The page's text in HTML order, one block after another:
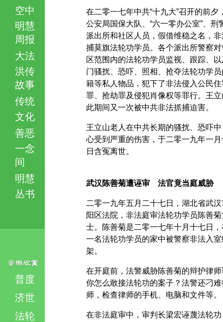
空中
明慧
周报
大法
洪传
故事
传统
文化
善恶
一念
间
明慧
丛书
普度
济世
法轮
在二零一七年中共“十九大”召开的前夕
公安局国保大队、“六一零办公室”、刑
派出所和社区人员，假借维稳之名，非
捕莫旗法轮功学员。各个派出所警察对
区范围内的法轮功学员监视、跟踪、
门骚扰、恐吓、照相、抢夺法轮功学员
籍等私人物品，犯下了非法侵入公民住
罪、抢劫罪及侵犯肖像权等罪行。王立
此期间又一次被中共非法抓捕迫害。
王立山老人在中共长期的骚扰、恐吓中
心受到严重的伤害，于二零一九年一月
日含冤离世。
武汉陈善菊遭诬审 法官竟当庭威胁
二零一九年五月二十七日，湖北省武
阳区法院，非法庭审法轮功学员陈善菊
士。陈善菊是二零一七年十月十七日，
一名法轮功学员的家中被警察非法入室
架。
在开庭前，法警威胁陈善菊的辩护律师
你怎么敢接法轮功的案子？法警还刁难
师，检查律师的手机、电脑和文件等。
在非法庭审中，审判长梁宏诬蔑法轮功